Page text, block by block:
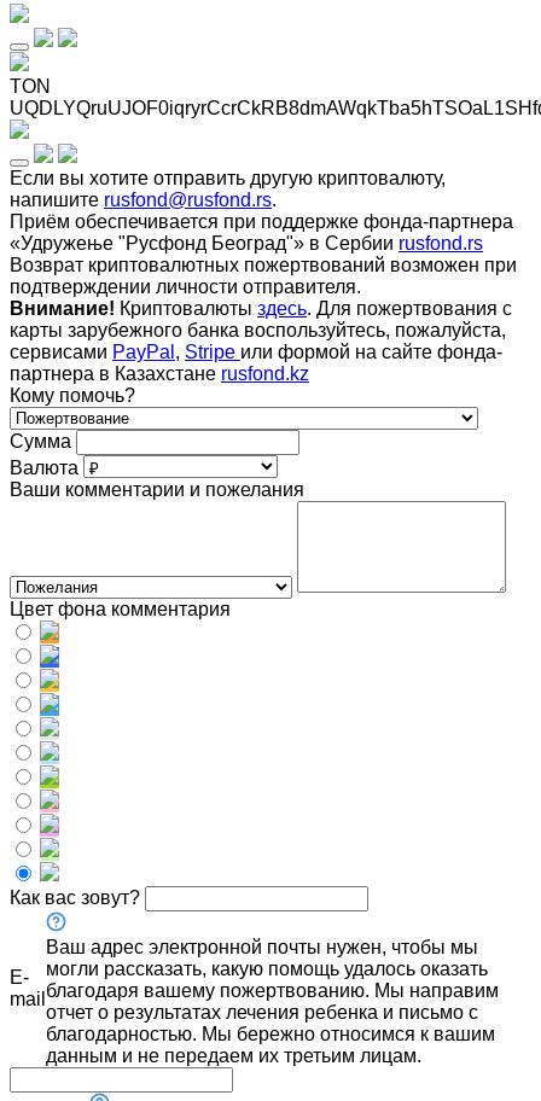
TON
Если вы хотите отправить другую криптовалюту,
напишите rusfond@rusfond.rs.
Приём обеспечивается при поддержке фонда-партнера
«Удружење "Русфонд Београд"» в Сербии rusfond.rs
Возврат криптовалютных пожертвований возможен при
подтверждении личности отправителя.
Внимание! Криптовалюты здесь. Для пожертвования с
карты зарубежного банка воспользуйтесь, пожалуйста,
сервисами PayPal , Stripe или формой на сайте фонда-
партнера в Казахстане rusfond.kz
Кому помочь?
Сумма
Валюта
Ваши комментарии и пожелания
Цвет фона комментария
Как вас зовут?
E-
mail
Ваш адрес электронной почты нужен, чтобы мы
могли рассказать, какую помощь удалось оказать
благодаря вашему пожертвованию. Мы направим
отчет о результатах лечения ребенка и письмо с
благодарностью. Мы бережно относимся к вашим
данным и не передаем их третьим лицам.